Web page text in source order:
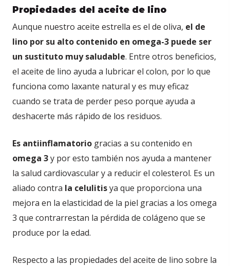
Propiedades del aceite de lino
Aunque nuestro aceite estrella es el de oliva, el de
lino por su alto contenido en omega-3 puede ser
un sustituto muy saludable. Entre otros beneficios,
el aceite de lino ayuda a lubricar el colon, por lo que
funciona como laxante natural y es muy eficaz
cuando se trata de perder peso porque ayuda a
deshacerte más rápido de los residuos.
Es antiinflamatorio gracias a su contenido en
omega 3y por esto también nos ayuda a mantener
la salud cardiovascular y a reducir el colesterol. Es un
aliado contra la celulitisya que proporciona una
mejora en la elasticidad de la piel gracias a los omega
3 que contrarrestan la pérdida de colágeno que se
produce por la edad.
Respecto a las propiedades del aceite de lino sobre la